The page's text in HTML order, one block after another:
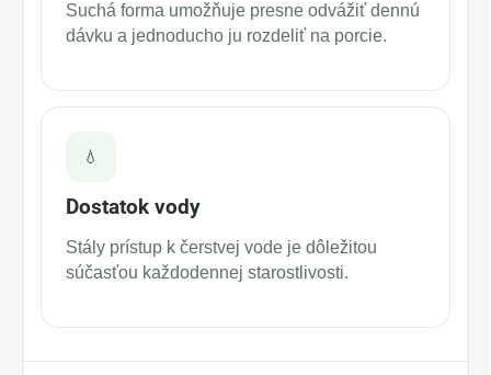
Suchá forma umožňuje presne odvážiť dennú
dávku a jednoducho ju rozdeliť na porcie.
💧
Dostatok vody
Stály prístup k čerstvej vode je dôležitou
súčasťou každodennej starostlivosti.